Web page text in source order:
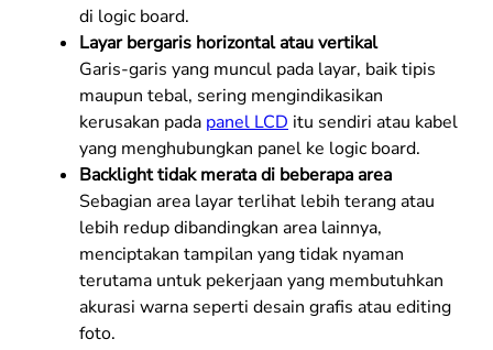
di logic board.
Layar bergaris horizontal atau vertikal
Garis-garis yang muncul pada layar, baik tipis
maupun tebal, sering mengindikasikan
kerusakan pada panel LCD itu sendiri atau kabel
yang menghubungkan panel ke logic board.
Backlight tidak merata di beberapa area
Sebagian area layar terlihat lebih terang atau
lebih redup dibandingkan area lainnya,
menciptakan tampilan yang tidak nyaman
terutama untuk pekerjaan yang membutuhkan
akurasi warna seperti desain grafis atau editing
foto.